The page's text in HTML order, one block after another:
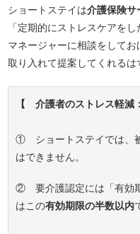
ショートステイは介護保険サ
「定期的にストレスケアを
マネージャーに相談をしてお
取り入れて提案してくれるは
【 介護者のストレス軽減
① ショートステイでは、
はできません。
② 要介護認定には「有効
はこの有効期限の半数以内